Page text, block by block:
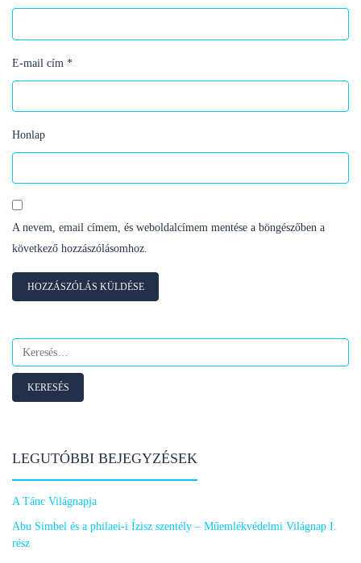
E-mail cím *
Honlap
A nevem, email címem, és weboldalcímem mentése a böngészőben a
következő hozzászólásomhoz.
Keresés:
LEGUTÓBBI BEJEGYZÉSEK
A Tánc Világnapja
Abu Simbel és a philaei-i Ízisz szentély – Műemlékvédelmi Világnap I.
rész